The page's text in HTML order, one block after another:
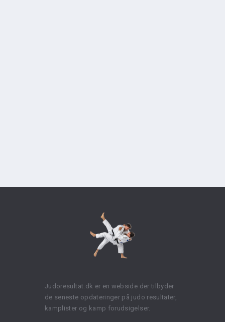
Judoresultat.dk er en webside der tilbyder
de seneste opdateringer på judo resultater,
kamplister og kamp forudsigelser.